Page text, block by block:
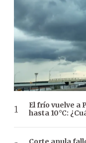
El frío vuelve a
hasta 10°C: